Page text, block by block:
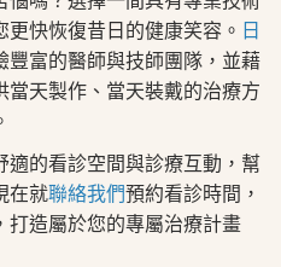
快恢復昔日的​健康笑容​。 日
豐富的醫師與技師團隊，並藉
當天製作、當天裝戴的治療方
適的看診空間與診療互動，幫
在就聯絡我們預約看診時間，
打造屬於您的專屬治療計畫